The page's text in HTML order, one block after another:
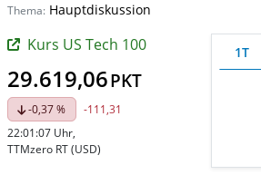
Thema: Hauptdiskussion
Kurs US Tech 100
29.619,06PKT
-0,37 %
-111,31
22:01:07 Uhr,
TTMzero RT (USD)
1T